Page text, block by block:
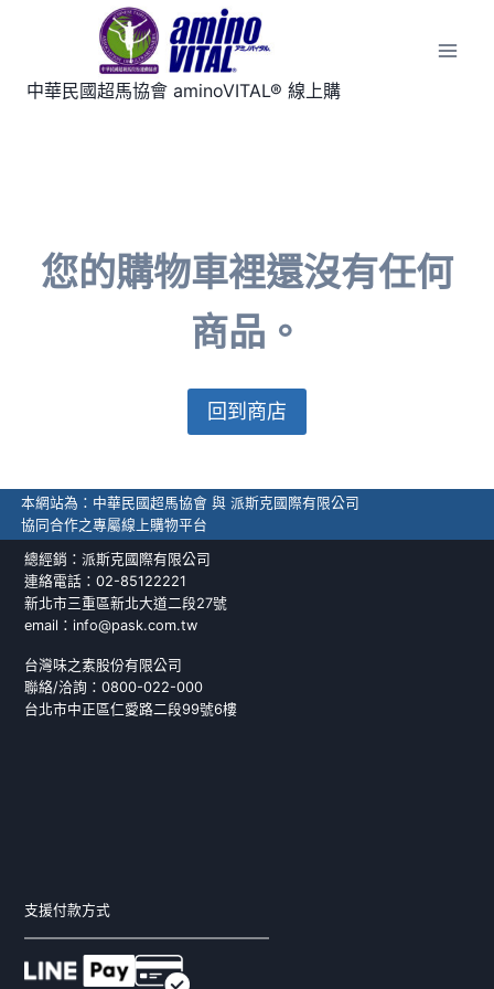
中華民國超馬協會 aminoVITAL® 線上購
您的購物車裡還沒有任何
商品。
回到商店
本網站為：中華民國超馬協會 與 派斯克國際有限公司
協同合作之專屬線上購物平台
總經銷：派斯克國際有限公司
連絡電話：02-85122221
新北市三重區新北大道二段27號
email：info@pask.com.tw
台灣味之素股份有限公司
聯絡/洽詢：0800-022-000
台北市中正區仁愛路二段99號6樓
支援付款方式